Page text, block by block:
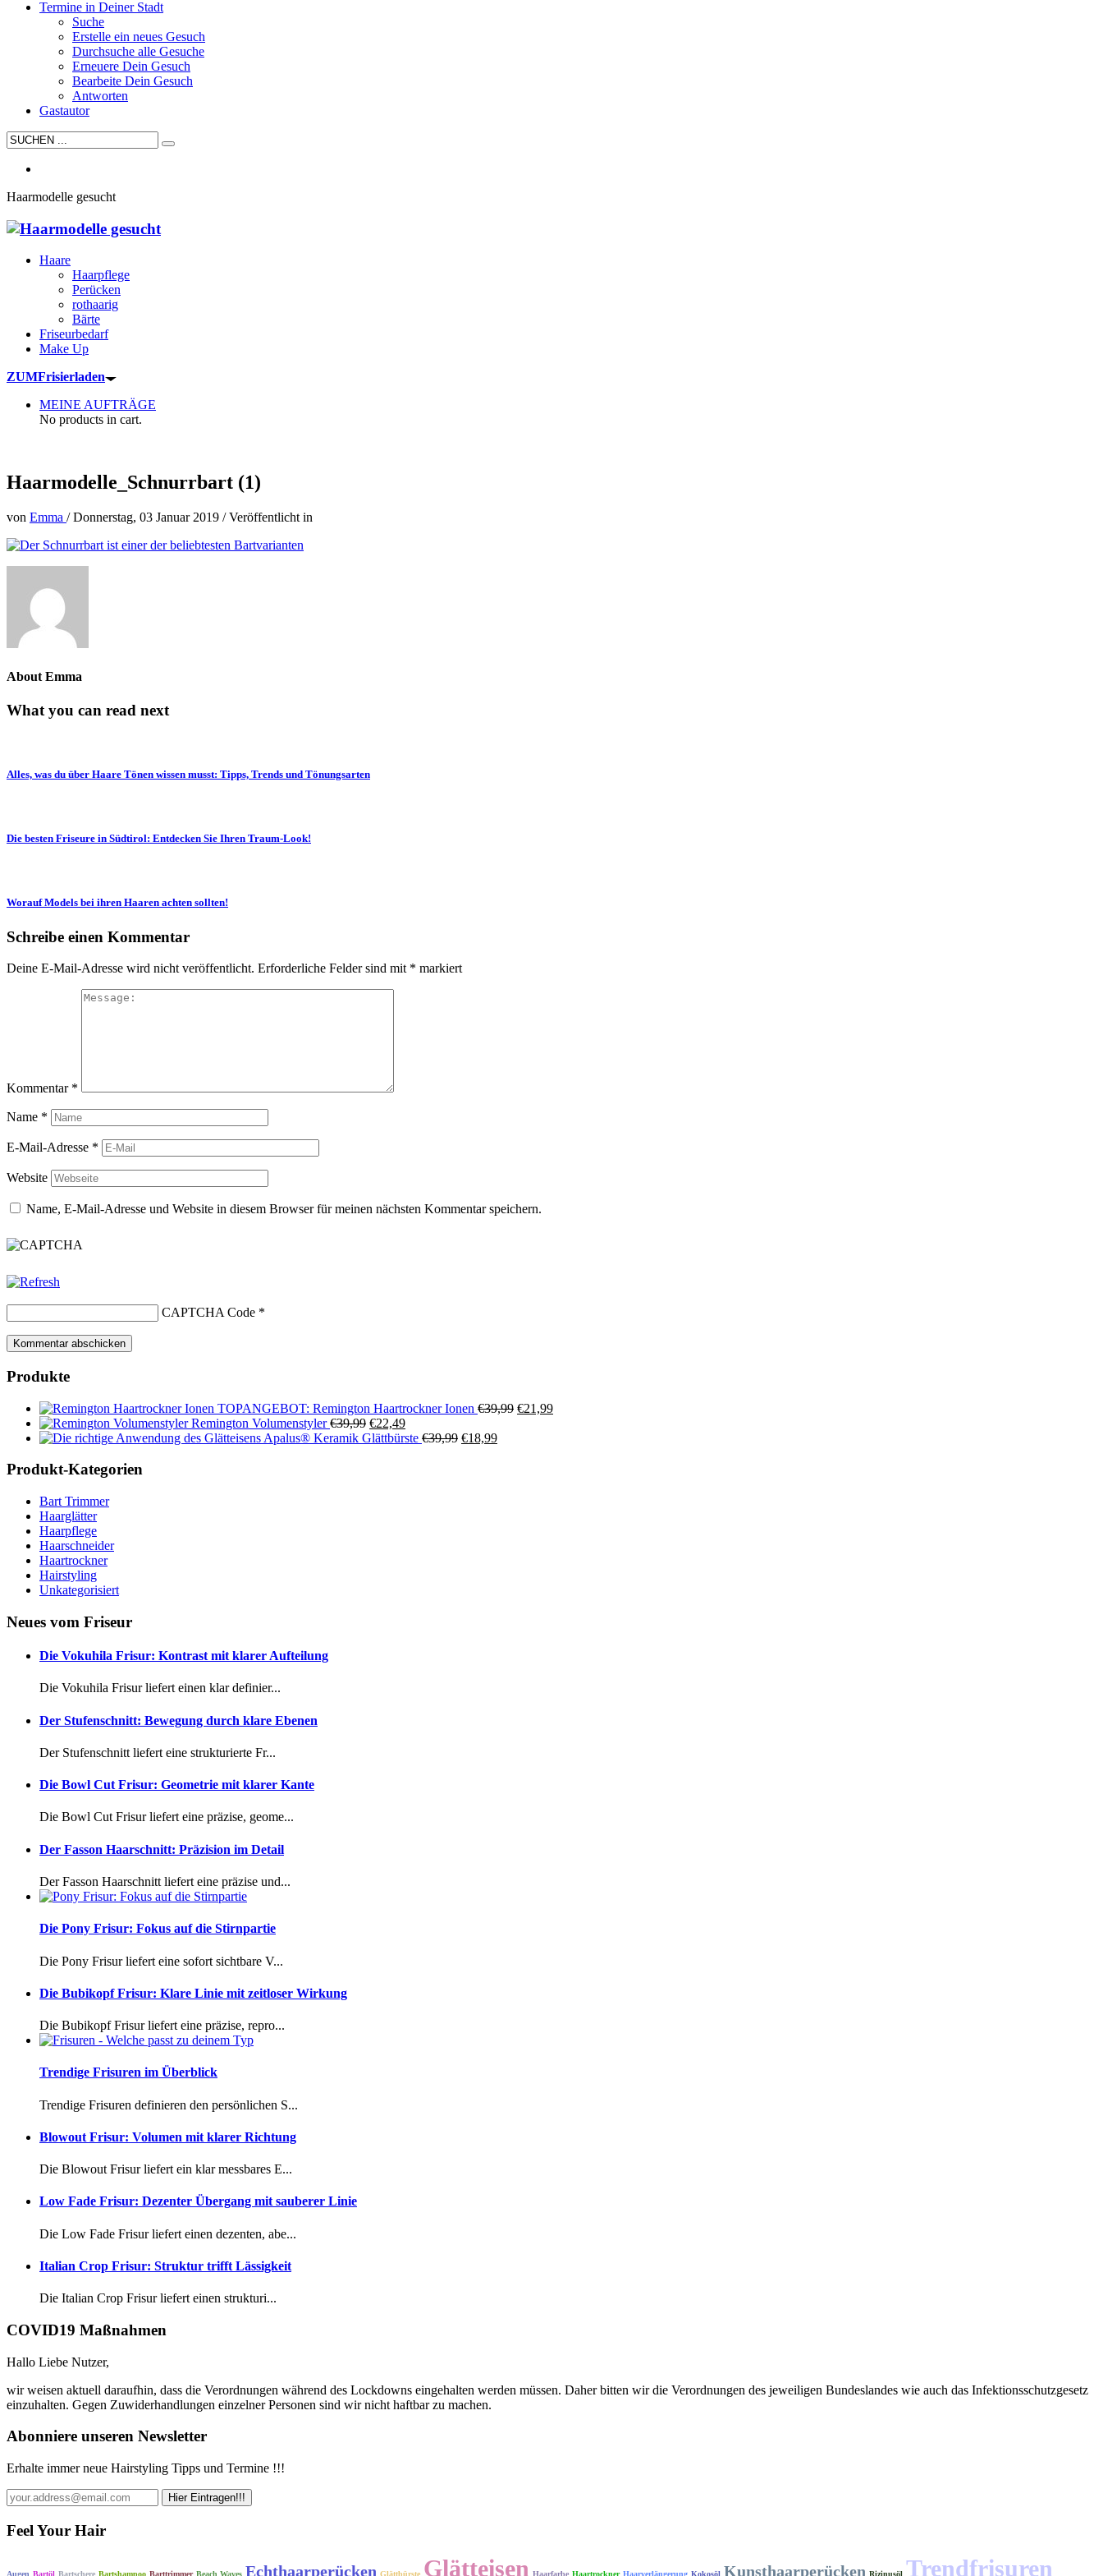
Termine in Deiner Stadt
Suche
Erstelle ein neues Gesuch
Durchsuche alle Gesuche
Erneuere Dein Gesuch
Bearbeite Dein Gesuch
Antworten
Gastautor
Haarmodelle gesucht
Haare
Haarpflege
Perücken
rothaarig
Bärte
Friseurbedarf
Make Up
ZUMFrisierladen
MEINE AUFTRÄGE
No products in cart.
Haarmodelle_Schnurrbart (1)
von Emma /Donnerstag, 03 Januar 2019 /Veröffentlicht in
About Emma
What you can read next
Alles, was du über Haare Tönen wissen musst: Tipps, Trends und Tönungsarten
Die besten Friseure in Südtirol: Entdecken Sie Ihren Traum-Look!
Worauf Models bei ihren Haaren achten sollten!
Schreibe einen Kommentar
Deine E-Mail-Adresse wird nicht veröffentlicht. Erforderliche Felder sind mit * markiert
Kommentar *
Name *
E-Mail-Adresse *
Website
Name, E-Mail-Adresse und Website in diesem Browser für meinen nächsten Kommentar speichern.
CAPTCHA Code *
Produkte
TOPANGEBOT: Remington Haartrockner Ionen €39,99 Ursprünglicher
€21,99Aktueller
Remington Volumenstyler €39,99 Ursprünglicher
Preis
€22,49Aktueller
Preis
Apalus® Keramik Glättbürste €39,99 Ursprünglicher
€18,99Aktueller
Produkt-Kategorien
Bart Trimmer
Haarglätter
Haarpflege
Haarschneider
Haartrockner
Hairstyling
Unkategorisiert
Neues vom Friseur
Die Vokuhila Frisur: Kontrast mit klarer Aufteilung
Die Vokuhila Frisur liefert einen klar definier...
Der Stufenschnitt: Bewegung durch klare Ebenen
Der Stufenschnitt liefert eine strukturierte Fr...
Die Bowl Cut Frisur: Geometrie mit klarer Kante
Die Bowl Cut Frisur liefert eine präzise, geome...
Der Fasson Haarschnitt: Präzision im Detail
Der Fasson Haarschnitt liefert eine präzise und...
Die Pony Frisur: Fokus auf die Stirnpartie
Die Pony Frisur liefert eine sofort sichtbare V...
Die Bubikopf Frisur: Klare Linie mit zeitloser Wirkung
Die Bubikopf Frisur liefert eine präzise, repro...
Trendige Frisuren im Überblick
Trendige Frisuren definieren den persönlichen S...
Blowout Frisur: Volumen mit klarer Richtung
Die Blowout Frisur liefert ein klar messbares E...
Low Fade Frisur: Dezenter Übergang mit sauberer Linie
Die Low Fade Frisur liefert einen dezenten, abe...
Italian Crop Frisur: Struktur trifft Lässigkeit
Die Italian Crop Frisur liefert einen strukturi...
COVID19 Maßnahmen
Hallo Liebe Nutzer,
wir weisen aktuell daraufhin, dass die Verordnungen während des Lockdowns eingehalten werden müssen. Daher bitten wir die Verordnungen des jeweiligen Bundeslandes wie auch das Infektionsschutzgesetz
einzuhalten. Gegen Zuwiderhandlungen einzelner Personen sind wir nicht haftbar zu machen.
Abonniere unseren Newsletter
Erhalte immer neue Hairstyling Tipps und Termine !!!
Feel Your Hair
Echthaarperücken Glätteisen Kunsthaarperücken Trendfrisuren